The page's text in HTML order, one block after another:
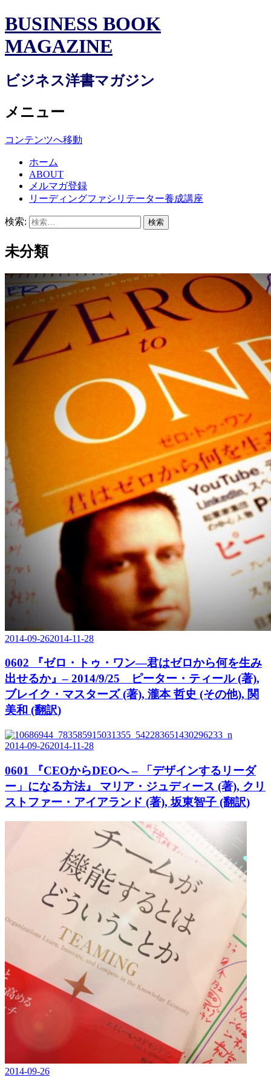
BUSINESS BOOK
MAGAZINE
ビジネス洋書マガジン
メニュー
コンテンツへ移動
ホーム
ABOUT
メルマガ登録
リーディングファシリテーター養成講座
検索:
未分類
2014-09-262014-11-28
0602 『ゼロ・トゥ・ワン―君はゼロから何を生み
出せるか』– 2014/9/25 ピーター・ティール (著),
ブレイク・マスターズ (著), 瀧本 哲史 (その他), 関
美和 (翻訳)
2014-09-262014-11-28
0601 『CEOからDEOへ – 「デザインするリーダ
ー」になる方法』 マリア・ジュディース (著), クリ
ストファー・アイアランド (著), 坂東智子 (翻訳)
2014-09-26